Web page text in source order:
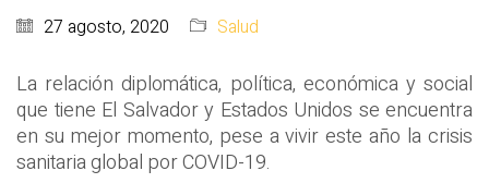
27 agosto, 2020 Salud
La relación diplomática, política, económica y social
que tiene El Salvador y Estados Unidos se encuentra
en su mejor momento, pese a vivir este año la crisis
sanitaria global por COVID-19.